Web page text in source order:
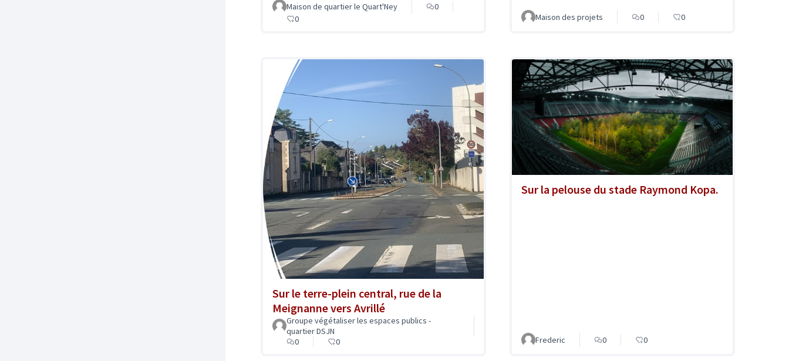
Maison de quartier le Quart'Ney
0
0
Maison des projets 0 0
Sur le terre-plein central, rue de la
Meignanne vers Avrillé
Groupe végétaliser les espaces publics -
quartier DSJN
0
0
Sur la pelouse du stade Raymond Kopa.
Frederic 0 0